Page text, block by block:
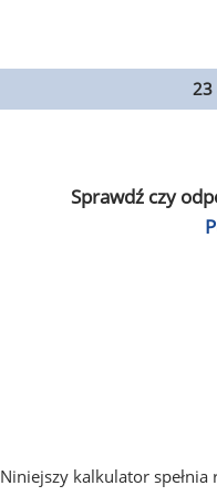
23
Sprawdź czy
Niniejszy kalkulator